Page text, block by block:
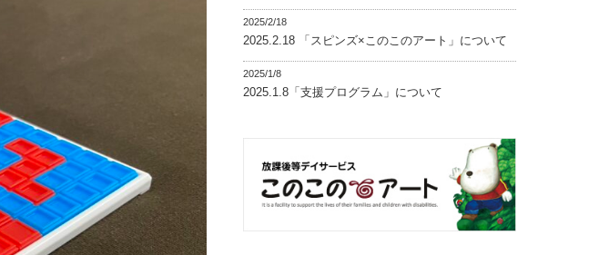
2025/2/18
2025.2.18 「スピンズ×このこのアート」について
2025/1/8
2025.1.8「支援プログラム」について